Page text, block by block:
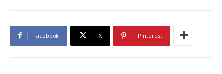
Facebook X Pinterest